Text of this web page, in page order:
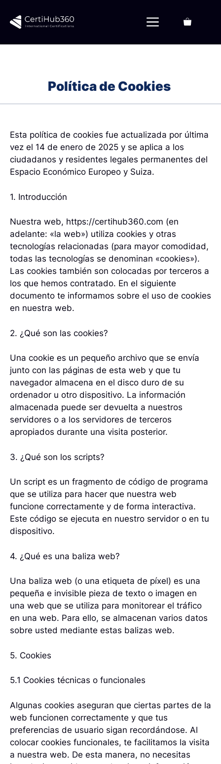
contenido
Menú
Política de Cookies
Esta política de cookies fue actualizada por última
vez el 14 de enero de 2025 y se aplica a los
ciudadanos y residentes legales permanentes del
Espacio Económico Europeo y Suiza.
1. Introducción
Nuestra web, https://certihub360.com (en
adelante: «la web») utiliza cookies y otras
tecnologías relacionadas (para mayor comodidad,
todas las tecnologías se denominan «cookies»).
Las cookies también son colocadas por terceros a
los que hemos contratado. En el siguiente
documento te informamos sobre el uso de cookies
en nuestra web.
2. ¿Qué son las cookies?
Una cookie es un pequeño archivo que se envía
junto con las páginas de esta web y que tu
navegador almacena en el disco duro de su
ordenador u otro dispositivo. La información
almacenada puede ser devuelta a nuestros
servidores o a los servidores de terceros
apropiados durante una visita posterior.
3. ¿Qué son los scripts?
Un script es un fragmento de código de programa
que se utiliza para hacer que nuestra web
funcione correctamente y de forma interactiva.
Este código se ejecuta en nuestro servidor o en tu
dispositivo.
4. ¿Qué es una baliza web?
Una baliza web (o una etiqueta de píxel) es una
pequeña e invisible pieza de texto o imagen en
una web que se utiliza para monitorear el tráfico
en una web. Para ello, se almacenan varios datos
sobre usted mediante estas balizas web.
5. Cookies
5.1 Cookies técnicas o funcionales
Algunas cookies aseguran que ciertas partes de la
web funcionen correctamente y que tus
preferencias de usuario sigan recordándose. Al
colocar cookies funcionales, te facilitamos la visita
a nuestra web. De esta manera, no necesitas